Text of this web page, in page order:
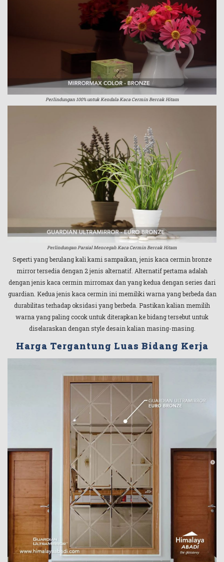
Perlindungan 100% untuk Kendala Kaca Cermin Bercak Hitam
Perlindungan Parsial Mencegah Kaca Cermin Bercak Hitam
Seperti yang berulang kali kami sampaikan, jenis kaca cermin bronze
mirror tersedia dengan 2 jenis alternatif. Alternatif pertama adalah
dengan jenis kaca cermin mirromax dan yang kedua dengan series dari
guardian. Kedua jenis kaca cermin ini memiliki warna yang berbeda dan
durabilitas terhadap oksidasi yang berbeda. Pastikan kalian memilih
warna yang paling cocok untuk diterapkan ke bidang tersebut untuk
diselaraskan dengan style desain kalian masing-masing.
Harga Tergantung Luas Bidang Kerja